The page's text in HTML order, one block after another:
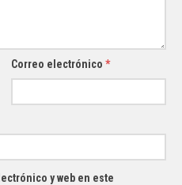
Correo electrónico*
y web en este